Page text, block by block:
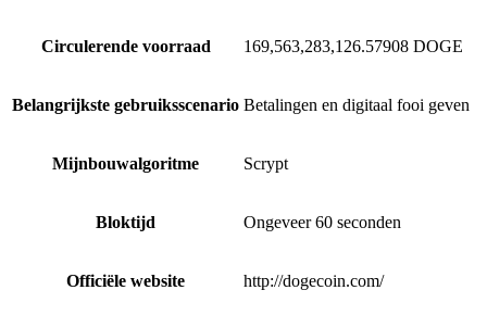
Circulerende voorraad 169,563,283,126.57908 DOGE
Belangrijkste gebruiksscenario Betalingen en digitaal fooi geven
Mijnbouwalgoritme Scrypt
Bloktijd Ongeveer 60 seconden
Officiële website http://dogecoin.com/